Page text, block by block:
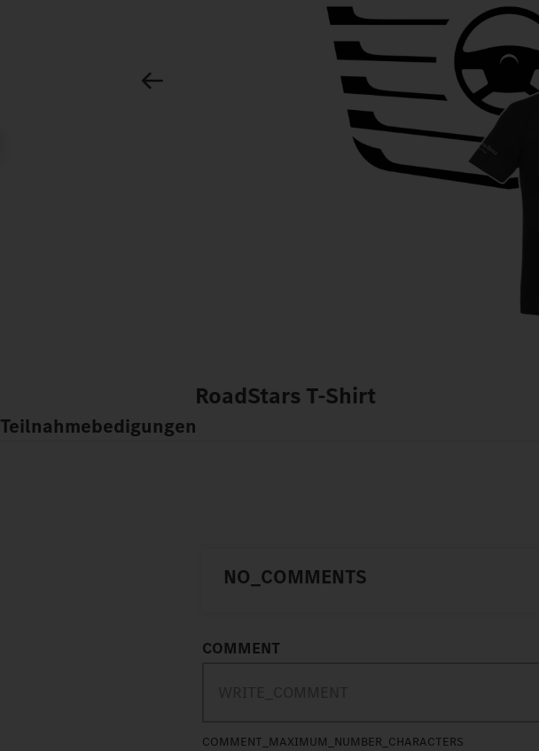
RoadStars T-Shirt
Teilnahmebedigungen
NO_COMMENTS
COMMENT
COMMENT_MAXIMUM_NUMBER_CHARACTERS